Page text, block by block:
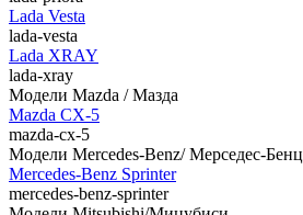
Lada Vesta
lada-vesta
Lada XRAY
lada-xray
Модели Mazda / Мазда
Mazda CX-5
mazda-cx-5
Модели Mercedes-Benz/ Мерседес-Бенц
Mercedes-Benz Sprinter
mercedes-benz-sprinter